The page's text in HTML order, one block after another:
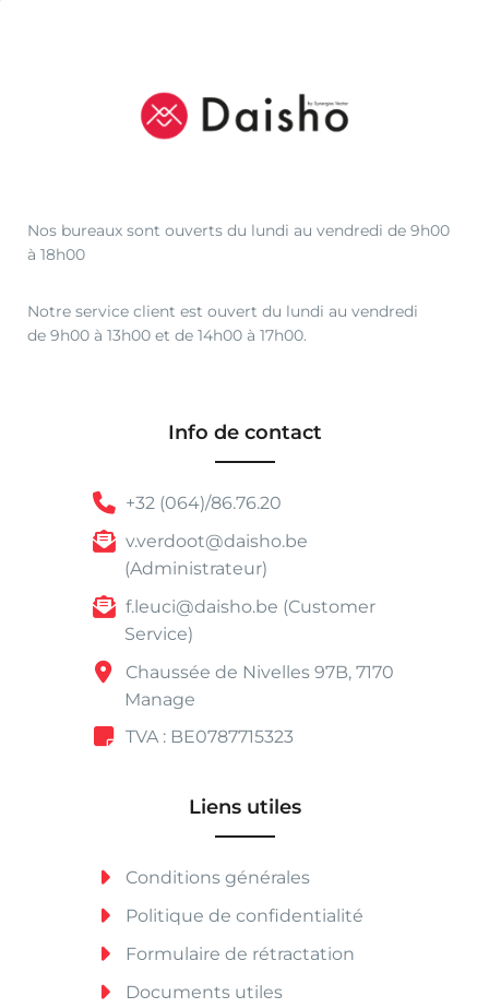
Nos bureaux sont ouverts du lundi au vendredi de 9h00
à 18h00
Notre service client est ouvert du lundi au vendredi
de 9h00 à 13h00 et de 14h00 à 17h00.
Info de contact
+32 (064)/86.76.20
v.verdoot@daisho.be
(Administrateur)
f.leuci@daisho.be (Customer
Service)
Chaussée de Nivelles 97B, 7170
Manage
TVA : BE0787715323
Liens utiles
Conditions générales
Politique de confidentialité
Formulaire de rétractation
Documents utiles